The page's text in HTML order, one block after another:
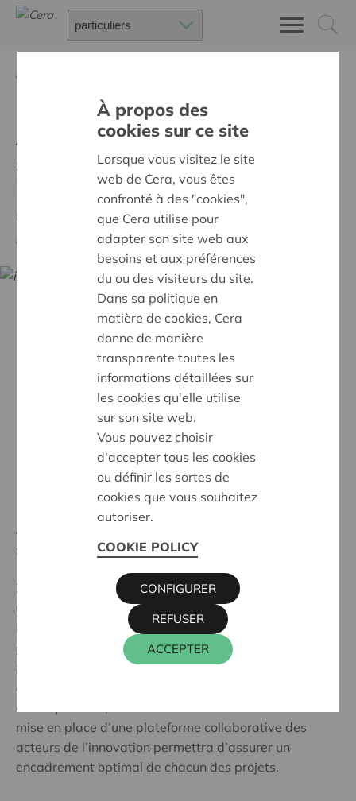
Agri-Innovation, cellule de
soutien à l'innovation et à
la coopération en
agriculture (suite)
Ambition:
soutenue
Programme:
L'entrepreneuriat coopératif comme
moyen d'innovation sociétale et économique
La cellule Agri-Innovation a pour mission
d’accompagner les agriculteurs et les acteurs ruraux
dans leurs innovations de produits, de procédés, de
commercialisation, d’organisation sociale, d’énergie,
de coopération, d’économie et de l’environnement. La
mise en place d’une plateforme collaborative des
acteurs de l’innovation permettra d’assurer un
encadrement optimal de chacun des projets.
À propos des
cookies sur ce site
Lorsque vous visitez le site
web de Cera, vous êtes
confronté à des "cookies",
que Cera utilise pour
adapter son site web aux
besoins et aux préférences
du ou des visiteurs du site.
Dans sa politique en
matière de cookies, Cera
donne de manière
transparente toutes les
informations détaillées sur
les cookies qu'elle utilise
sur son site web.
Vous pouvez choisir
d'accepter tous les cookies
ou définir les sortes de
cookies que vous souhaitez
autoriser.
COOKIE POLICY
ACCEPTER
REFUSER
CONFIGURER